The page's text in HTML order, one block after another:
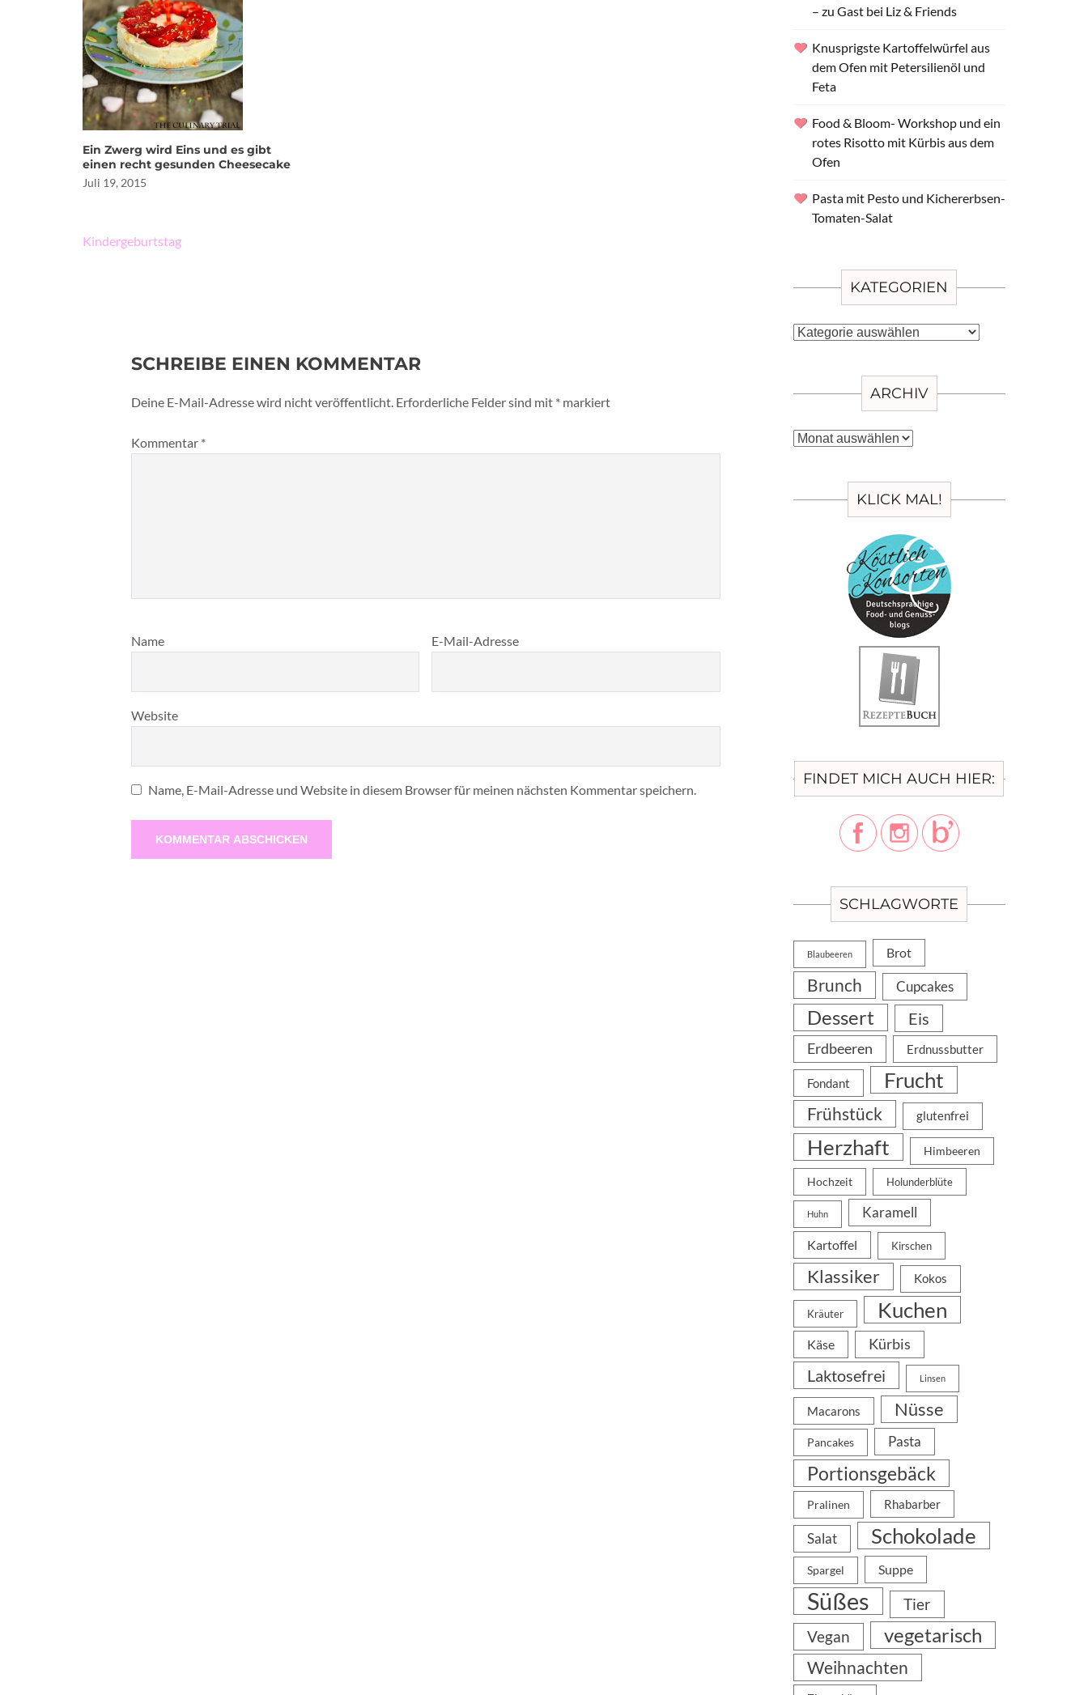
Ein Zwerg wird Eins und es gibt
einen recht gesunden Cheesecake
Juli 19, 2015
Beitragsnavigation
Kindergeburtstag
SCHREIBE EINEN KOMMENTAR
Deine E-Mail-Adresse wird nicht veröffentlicht. Erforderliche Felder sind mit * markiert
Kommentar *
Name E-Mail-Adresse
Website
Name, E-Mail-Adresse und Website in diesem Browser für meinen nächsten Kommentar speichern.
– zu Gast bei Liz & Friends
Knusprigste Kartoffelwürfel aus
dem Ofen mit Petersilienöl und
Feta
Food & Bloom- Workshop und ein
rotes Risotto mit Kürbis aus dem
Ofen
Pasta mit Pesto und Kichererbsen-
Tomaten-Salat
KATEGORIEN
Kategorien
ARCHIV
Archiv
KLICK MAL!
FINDET MICH AUCH HIER:
SCHLAGWORTE
Blaubeeren Brot
Brunch Cupcakes
Dessert Eis
Erdbeeren Erdnussbutter
Fondant Frucht
Frühstück glutenfrei
Herzhaft Himbeeren
Hochzeit Holunderblüte
Huhn Karamell
Kartoffel Kirschen
Klassiker Kokos
Kräuter Kuchen
Käse Kürbis
Laktosefrei Linsen
Macarons Nüsse
Pancakes Pasta
Portionsgebäck
Pralinen Rhabarber
Salat Schokolade
Spargel Suppe
Süßes
Tier
Vegan
vegetarisch
Weihnachten